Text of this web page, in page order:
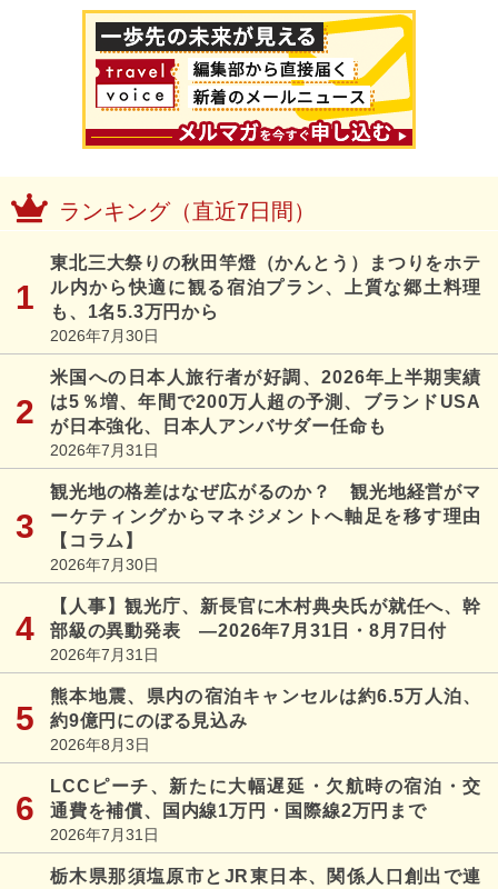
ランキング（直近7日間）
東北三大祭りの秋田竿燈（かんとう）まつりをホテ
ル内から快適に観る宿泊プラン、上質な郷土料理
も、1名5.3万円から
2026年7月30日
米国への日本人旅行者が好調、2026年上半期実績
は5％増、年間で200万人超の予測、ブランドUSA
が日本強化、日本人アンバサダー任命も
2026年7月31日
観光地の格差はなぜ広がるのか？ 観光地経営がマ
ーケティングからマネジメントへ軸足を移す理由
【コラム】
2026年7月30日
【人事】観光庁、新長官に木村典央氏が就任へ、幹
部級の異動発表 ―2026年7月31日・8月7日付
2026年7月31日
熊本地震、県内の宿泊キャンセルは約6.5万人泊、
約9億円にのぼる見込み
2026年8月3日
LCCピーチ、新たに大幅遅延・欠航時の宿泊・交
通費を補償、国内線1万円・国際線2万円まで
2026年7月31日
栃木県那須塩原市とJR東日本、関係人口創出で連